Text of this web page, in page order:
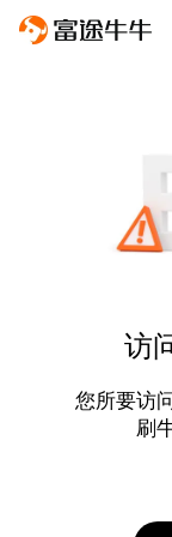
访
您所要访
刷